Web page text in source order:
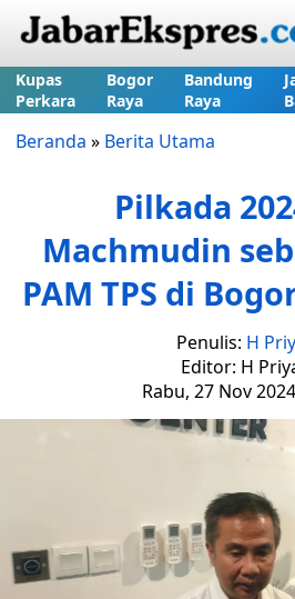
Kupas
Perkara
Bogor
Raya
Bandung
Raya
Beranda » Berita Utama
Pilkada
Machmudin
PAM TPS di
Penulis: H
Editor: H
Rabu, 27 Nov